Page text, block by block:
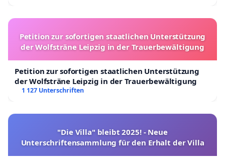
Petition zur sofortigen staatlichen Unterstützung
der Wolfsträne Leipzig in der Trauerbewältigung
Petition zur sofortigen staatlichen Unterstützung
der Wolfsträne Leipzig in der Trauerbewältigung
1 127 Unterschriften
"Die Villa" bleibt 2025! - Neue
Unterschriftensammlung für den Erhalt der Villa